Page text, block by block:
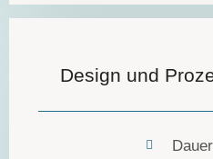
Design und